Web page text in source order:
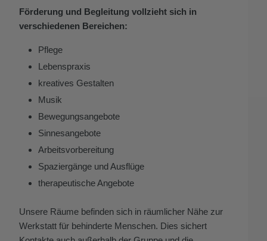
Förderung und Begleitung vollzieht sich in
verschiedenen Bereichen:
Pflege
Lebenspraxis
kreatives Gestalten
Musik
Bewegungsangebote
Sinnesangebote
Arbeitsvorbereitung
Spaziergänge und Ausflüge
therapeutische Angebote
Unsere Räume befinden sich in räumlicher Nähe zur
Werkstatt für behinderte Menschen. Dies sichert